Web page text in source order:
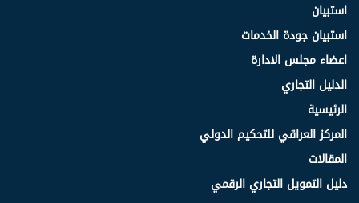
استبيان
استبيان جودة الخدمات
اعضاء مجلس الادارة
الدليل التجاري
الرئيسية
المركز العراقي للتحكيم الدولي
المقالات
دليل التمويل التجاري الرقمي